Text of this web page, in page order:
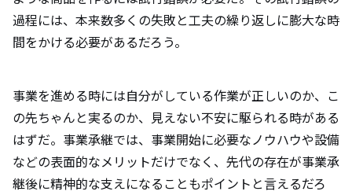
過程には、本来数多くの失敗と工夫の繰り返しに膨大な時
間をかける必要があるだろう。
事業を進める時には自分がしている作業が正しいのか、こ
の先ちゃんと実るのか、見えない不安に駆られる時がある
はずだ。事業承継では、事業開始に必要なノウハウや設備
などの表面的なメリットだけでなく、先代の存在が事業承
継後に精神的な支えになることもポイントと言えるだろ